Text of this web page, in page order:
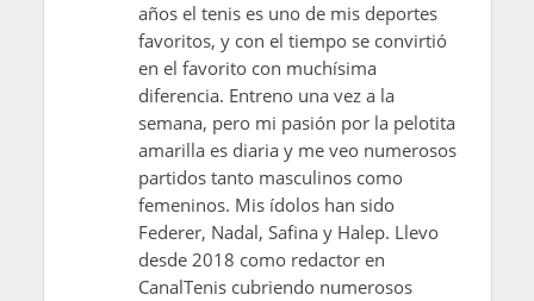
años el tenis es uno de mis deportes
favoritos, y con el tiempo se convirtió
en el favorito con muchísima
diferencia. Entreno una vez a la
semana, pero mi pasión por la pelotita
amarilla es diaria y me veo numerosos
partidos tanto masculinos como
femeninos. Mis ídolos han sido
Federer, Nadal, Safina y Halep. Llevo
desde 2018 como redactor en
CanalTenis cubriendo numerosos